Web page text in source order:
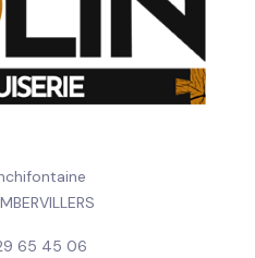
65 45 06